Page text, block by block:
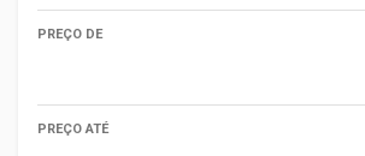
PREÇO DE
PREÇO ATÉ